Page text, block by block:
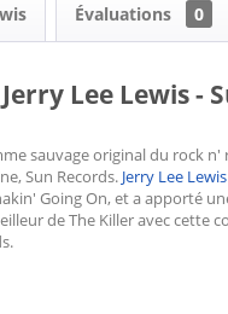
Évaluations 0
Lee Lewis
sauvage original du rock
Sun Records. Jerry Lee Lewis
Going On, et a apporté
de The Killer avec cette